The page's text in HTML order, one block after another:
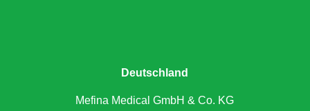
Deutschland
Mefina Medical GmbH & Co. KG